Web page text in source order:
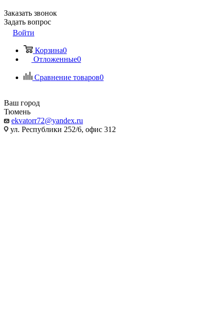
Заказать звонок
Задать вопрос
Войти
Корзина0
Отложенные0
Сравнение товаров0
Ваш город
Тюмень
ekvatorr72@yandex.ru
ул. Республики 252/6, офис 312